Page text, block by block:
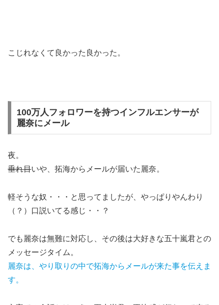
こじれなくて良かった良かった。
100万人フォロワーを持つインフルエンサーが
麗奈にメール
夜。
垂れ目いや、拓海からメールが届いた麗奈。
軽そうな奴・・・と思ってましたが、やっぱりやんわり
（？）口説いてる感じ・・？
でも麗奈は無難に対応し、その後は大好きな五十嵐君との
メッセージタイム。
麗奈は、やり取りの中で拓海からメールが来た事を伝えま
す。